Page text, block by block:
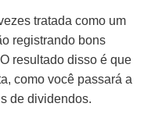
tratada como um
registrando bons
resultado disso é que
como você passará a
de dividendos.